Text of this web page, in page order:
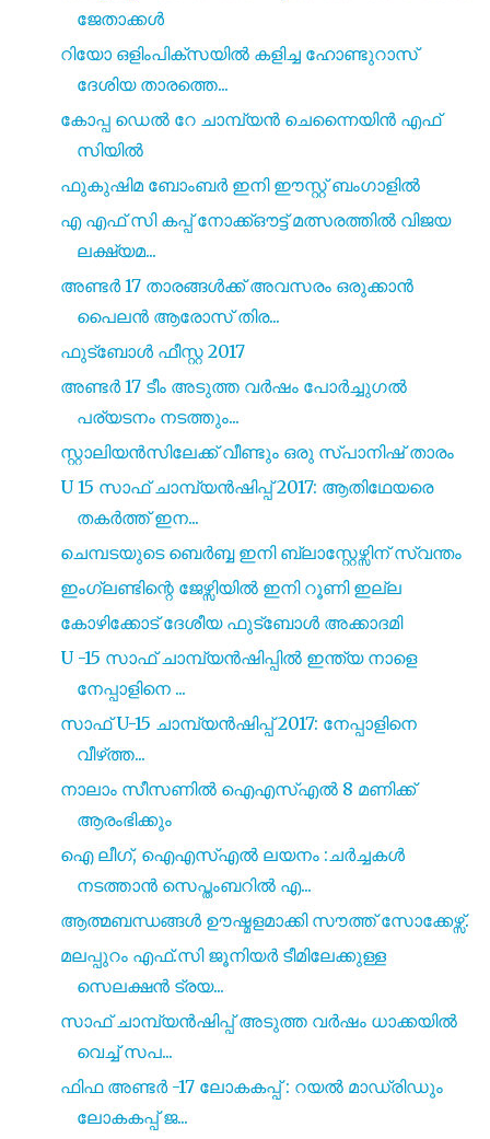
ജേതാക്കൾ
റിയോ ഒളിംപിക്‌സയിൽ കളിച്ച ഹോണ്ടുറാസ്
ദേശിയ താരത്തെ...
കോപ്പ ഡെൽ റേ ചാമ്പ്യൻ ചെന്നൈയിൻ എഫ്
സിയിൽ
ഫുകുഷിമ ബോംബർ ഇനി ഈസ്റ്റ് ബംഗാളിൽ
എ എഫ് സി കപ്പ് നോക്ക്ഔട്ട് മത്സരത്തിൽ വിജയ
ലക്ഷ്യമ...
അണ്ടർ 17 താരങ്ങൾക്ക് അവസരം ഒരുക്കാൻ
പൈലൻ ആരോസ് തിര...
ഫുട്ബോൾ ഫീസ്റ്റ 2017
അണ്ടർ 17 ടീം അടുത്ത വർഷം പോർച്ചുഗൽ
പര്യടനം നടത്തും...
സ്റ്റാലിയൻസിലേക്ക് വീണ്ടും ഒരു സ്പാനിഷ് താരം
U 15 സാഫ് ചാമ്പ്യൻഷിപ്പ് 2017: ആതിഥേയരെ
തകർത്ത് ഇന...
ചെമ്പടയുടെ ബെർബ്ബ ഇനി ബ്ലാസ്റ്റേഴ്സിന് സ്വന്തം
ഇംഗ്ലണ്ടിന്റെ ജേഴ്സിയിൽ ഇനി റൂണി ഇല്ല
കോഴിക്കോട് ദേശീയ ഫുട്ബോൾ അക്കാദമി
U -15 സാഫ് ചാമ്പ്യൻഷിപ്പിൽ ഇന്ത്യ നാളെ
നേപ്പാളിനെ ...
സാഫ് U-15 ചാമ്പ്യൻഷിപ്പ് 2017: നേപ്പാളിനെ
വീഴ്‌ത്ത...
നാലാം സീസണിൽ ഐഎസ്എൽ 8 മണിക്ക്
ആരംഭിക്കും
ഐ ലീഗ്, ഐഎസ്എൽ ലയനം :ചർച്ചകൾ
നടത്താൻ സെപ്തംബറിൽ എ...
ആത്മബന്ധങ്ങൾ ഊഷ്മളമാക്കി സൗത്ത് സോക്കേഴ്സ്.
മലപ്പുറം എഫ്.സി ജൂനിയർ ടീമിലേക്കുള്ള
സെലക്ഷൻ ട്രയ...
സാഫ് ചാമ്പ്യൻഷിപ്പ് അടുത്ത വർഷം ധാക്കയിൽ
വെച്ച് സപ...
ഫിഫ അണ്ടർ -17 ലോകകപ്പ് : റയൽ മാഡ്രിഡും
ലോകകപ്പ് ജ...